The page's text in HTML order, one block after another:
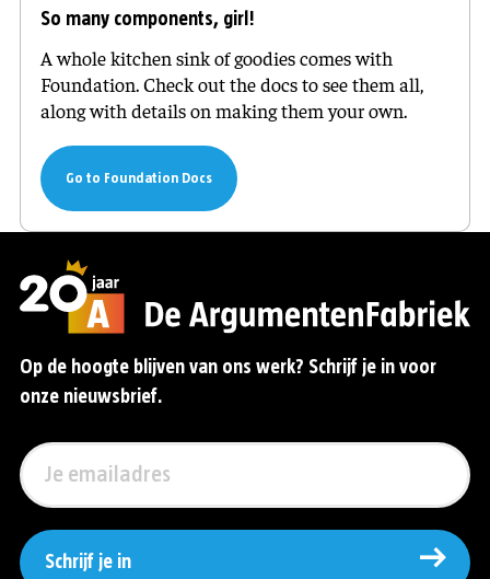
So many components, girl!
A whole kitchen sink of goodies comes with
Foundation. Check out the docs to see them all,
along with details on making them your own.
Go to Foundation Docs
Op de hoogte blijven van ons werk? Schrijf je in voor
onze nieuwsbrief.
Schrijf je in